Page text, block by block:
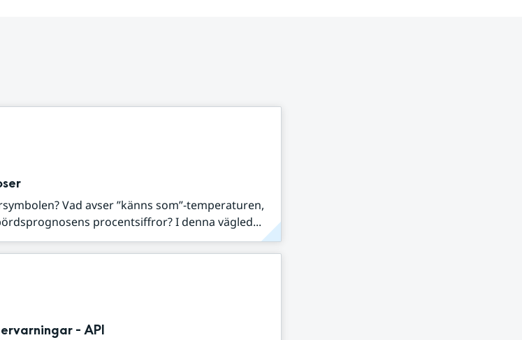
Vad avser ”känns som”-temperaturen,
procentsiffror? I denna vägled...
- API